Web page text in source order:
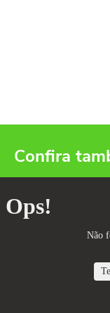
Confira